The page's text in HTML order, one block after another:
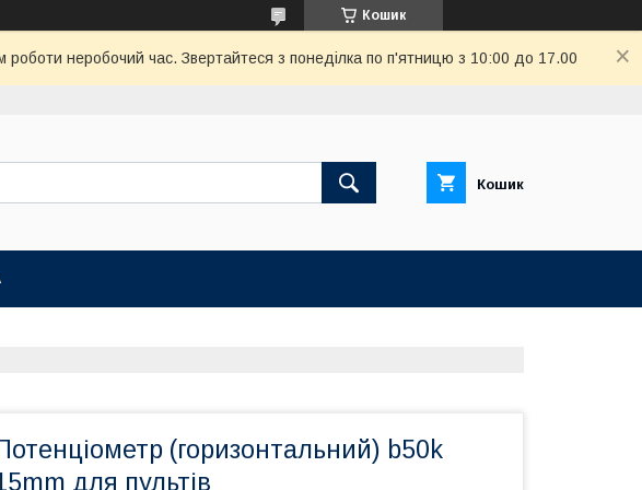
Кошик
роботи неробочий час. Звертайтеся з понеділка по п'ятницю з 10:00 до 17.00
Кошик
(горизонтальний) b50k
для пультів